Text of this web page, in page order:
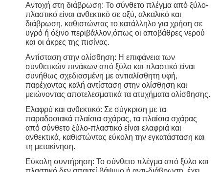
Αντοχή στη διάβρωση: Το σύνθετο πλέγμα από ξύλο-
πλαστικό είναι ανθεκτικό σε οξύ, αλκαλικό και
διάβρωση, καθιστώντας το κατάλληλο για χρήση σε
υγρό ή όξινο περιβάλλον,όπως οι αποβάθρες νερού
και οι άκρες της πισίνας.
Αντίσταση στην ολίσθηση: Η επιφάνεια των
συνθετικών πινάκων από ξύλο και πλαστικό είναι
συνήθως σχεδιασμένη με αντιαλίσθητη υφή,
παρέχοντας καλή αντίσταση στην ολίσθηση και
μειώνοντας αποτελεσματικά τα ατυχήματα ολίσθησης.
Ελαφρύ και ανθεκτικό: Σε σύγκριση με τα
παραδοσιακά πλαίσια σχάρας, τα πλαίσια σχάρας
από σύνθετο ξύλο-πλαστικό είναι ελαφριά και
ανθεκτικά, καθιστώντας εύκολη την εγκατάσταση και
τη μετακίνηση.
Εύκολη συντήρηση: Το σύνθετο πλέγμα από ξύλο και